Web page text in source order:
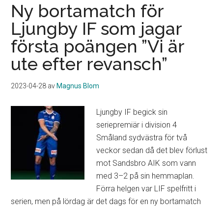
Ljungby
IF
tog
första
segern
få
Ny bortamatch för
Ljungby IF som jagar
första poängen ”Vi är
ute efter revansch”
2023-04-28 av Magnus Blom
Ljungby IF begick sin
seriepremiär i division 4
Småland sydvästra för två
veckor sedan då det blev förlust
mot Sandsbro AIK som vann
med 3–2 på sin hemmaplan.
Förra helgen var LIF spelfritt i
serien, men på lördag är det dags för en ny bortamatch